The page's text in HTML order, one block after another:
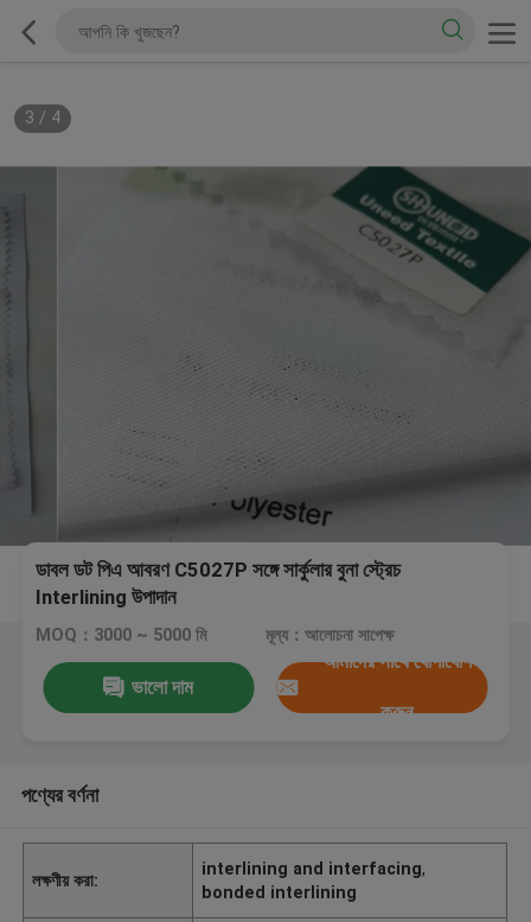
3 / 4
ডাবল ডট পিএ আবরণ C5027P সঙ্গে সার্কুলার বুনা স্ট্রেচ
Interlining উপাদান
MOQ：3000 ~ 5000 মি মূল্য：আলোচনা সাপেক্ষ
ভালো দাম
আমাদের সাথে যোগাযোগ
করুন
পণ্যের বর্ণনা
লক্ষণীয় করা:
interlining and interfacing,
bonded interlining